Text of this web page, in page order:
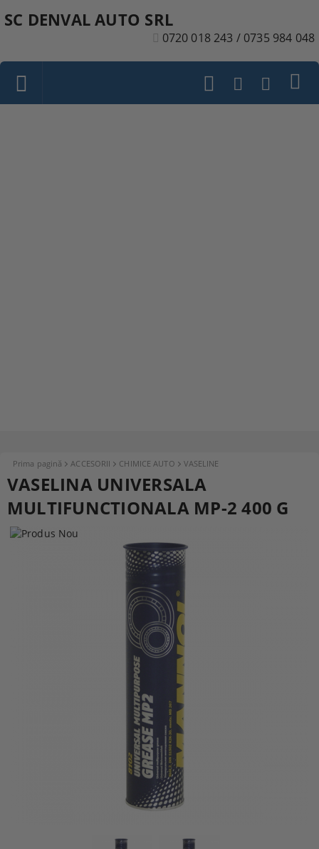
SC DENVAL AUTO SRL
0720 018 243 / 0735 984 048
Prima pagină ACCESORII CHIMICE AUTO VASELINE
VASELINA UNIVERSALA
MULTIFUNCTIONALA MP-2 400 G